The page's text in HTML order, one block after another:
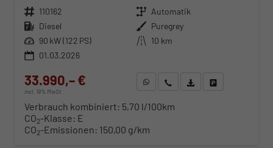
Fahrzeugnr. 110162 Getriebe Automatik
Kraftstoff Diesel Außenfarbe Puregrey
Leistung 90 kW (122 PS) Kilometerstand 10 km
01.03.2026
33.990,– €
incl. 19% MwSt.
WhatsApp anfragen
Wir rufen Sie anFahrzeugexposé (PDF)
Verbrauch kombiniert: 5,70 l/100km
CO2-Klasse: E
CO2-Emissionen: 150,00 g/km